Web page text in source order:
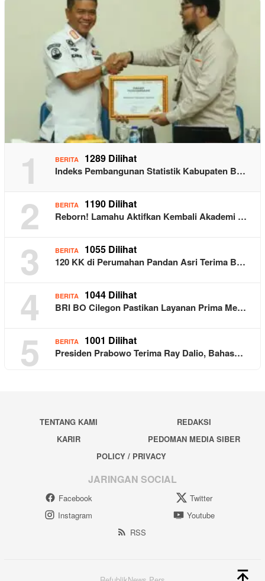
1 BERITA 1289 Dilihat
Indeks Pembangunan Statistik Kabupaten B…
2 BERITA 1190 Dilihat
Reborn! Lamahu Aktifkan Kembali Akademi …
3 BERITA 1055 Dilihat
120 KK di Perumahan Pandan Asri Terima B…
4 BERITA 1044 Dilihat
BRI BO Cilegon Pastikan Layanan Prima Me…
5 BERITA 1001 Dilihat
Presiden Prabowo Terima Ray Dalio, Bahas…
TENTANG KAMI
REDAKSI
KARIR
PEDOMAN MEDIA SIBER
POLICY / PRIVACY
JARINGAN SOCIAL
Facebook
Twitter
Instagram
Youtube
RSS